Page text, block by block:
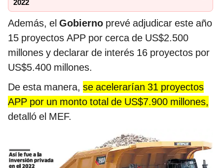
2022
Además, el Gobierno prevé adjudicar este año
15 proyectos APP por cerca de US$2.500
millones y declarar de interés 16 proyectos por
US$5.400 millones.
De esta manera, se acelerarían 31 proyectos
APP por un monto total de US$7.900 millones,
detalló el MEF.